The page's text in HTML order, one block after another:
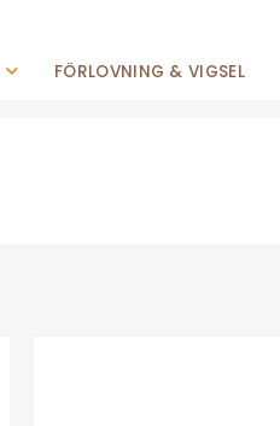
FÖRLOVNING & VIGSEL